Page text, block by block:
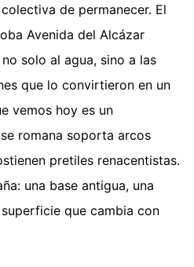
de permanecer. El
Avenida del Alcázar
solo al agua, sino a las
que lo convirtieron en un
vemos hoy es un
romana soporta arcos
pretiles renacentistas.
una base antigua, una
que cambia con